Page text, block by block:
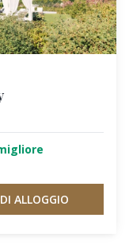
ALLOGGIO